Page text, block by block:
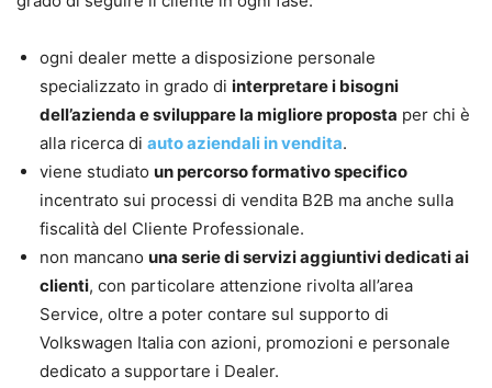
ogni dealer mette a disposizione personale
specializzato in grado di interpretare i bisogni
dell’azienda e sviluppare la migliore proposta per chi è
alla ricerca di auto aziendali in vendita.
viene studiato un percorso formativo specifico
incentrato sui processi di vendita B2B ma anche sulla
fiscalità del Cliente Professionale.
non mancano una serie di servizi aggiuntivi dedicati ai
clienti, con particolare attenzione rivolta all’area
Service, oltre a poter contare sul supporto di
Volkswagen Italia con azioni, promozioni e personale
dedicato a supportare i Dealer.